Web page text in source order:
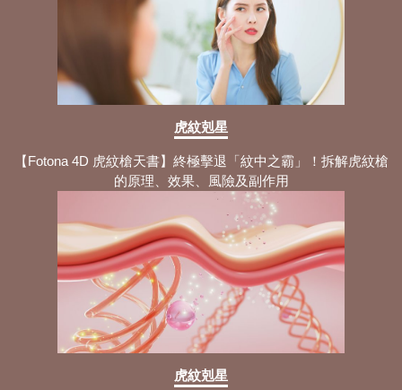
虎紋剋星
【Fotona 4D 虎紋槍天書】終極擊退「紋中之霸」！拆解虎紋槍
的原理、效果、風險及副作用
虎紋剋星